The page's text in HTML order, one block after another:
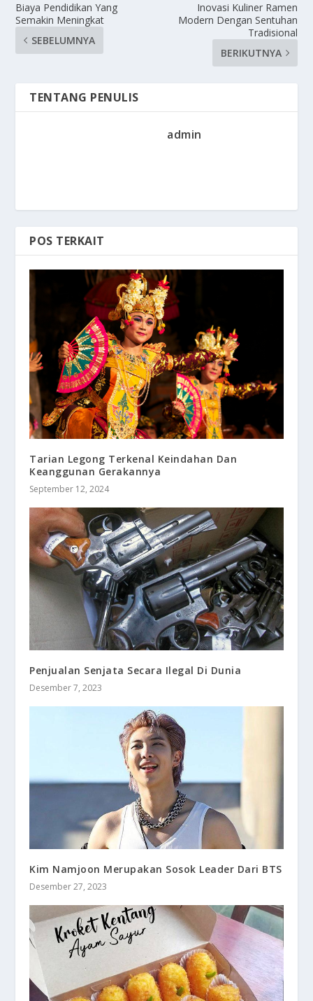
Biaya Pendidikan Yang
Semakin Meningkat
SEBELUMNYA
Inovasi Kuliner Ramen
Modern Dengan Sentuhan
Tradisional
BERIKUTNYA
TENTANG PENULIS
admin
POS TERKAIT
Tarian Legong Terkenal Keindahan Dan
Keanggunan Gerakannya
September 12, 2024
Penjualan Senjata Secara Ilegal Di Dunia
Desember 7, 2023
Kim Namjoon Merupakan Sosok Leader Dari BTS
Desember 27, 2023